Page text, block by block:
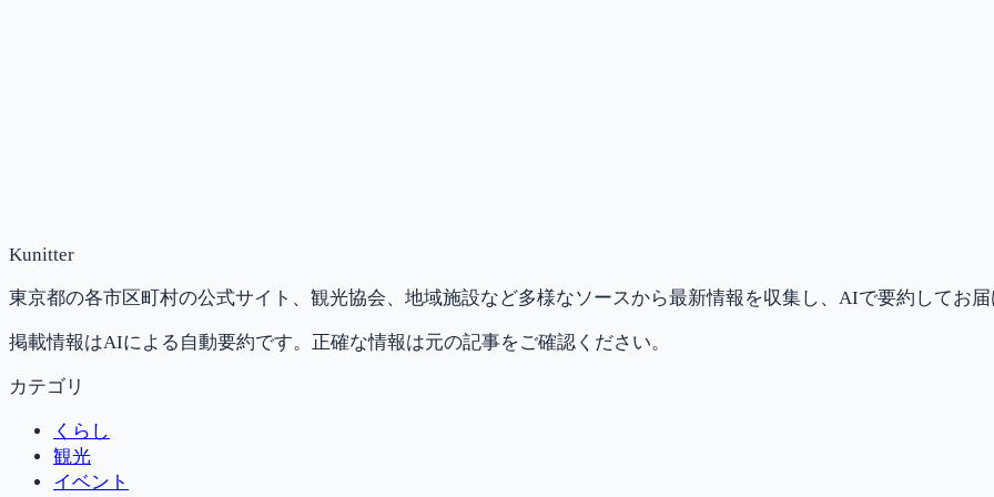
Kunitter
東京都の各市区町村の公式サイト、観光協会、地域施設など多様なソースから最新情報を収集し、AIで要約してお届
掲載情報はAIによる自動要約です。正確な情報は元の記事をご確認ください。
カテゴリ
くらし
観光
イベント